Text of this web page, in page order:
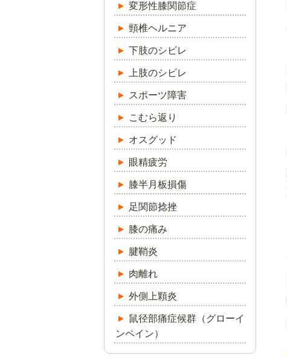
変形性膝関節症
頸椎ヘルニア
下肢のシビレ
上肢のシビレ
スポーツ障害
こむら返り
オスグッド
眼精疲労
膝半月板損傷
足関節捻挫
膝の痛み
腱鞘炎
肉離れ
外側上顆炎
鼠径部痛症候群（グローイ
ンペイン）